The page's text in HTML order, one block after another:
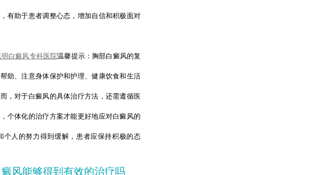
有助于患者调整心态，增加自信和积极面对
明白癜风专科医院温馨提示：胸部白癜风的复
助、注意身体保护和护理、健康饮食和生活
，对于白癜风的具体治疗方法，还需遵循医
个体化的治疗方案才能更好地应对白癜风的
人的努力得到缓解，患者应保持积极的态
风能够得到有效的治疗吗